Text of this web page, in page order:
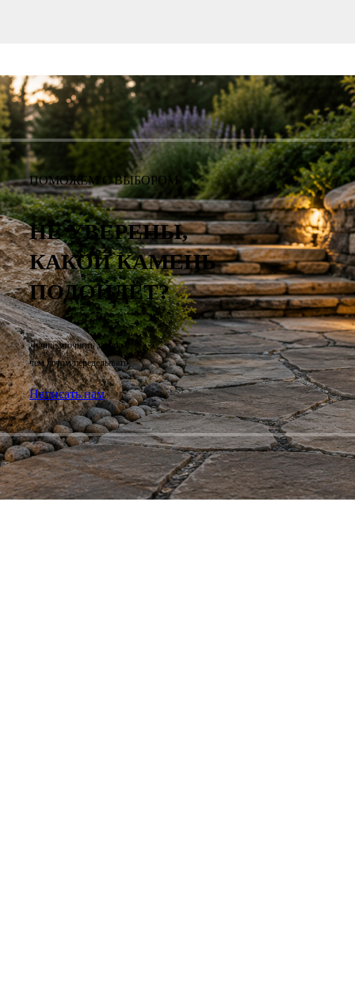
ПОМОЖЕМ С ВЫБОРОМ
НЕ УВЕРЕНЫ,
КАКОЙ КАМЕНЬ
ПОДОЙДЁТ?
Лучше уточнить заранее,
чем потом переделывать
Написать нам